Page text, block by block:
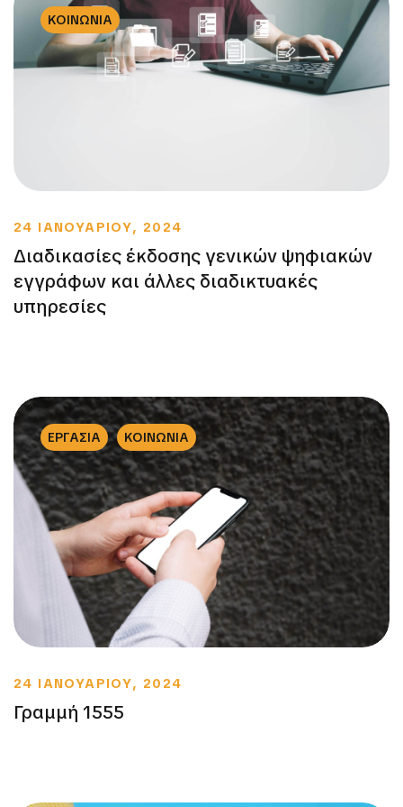
ΚΟΙΝΩΝΙΑ
24 ΙΑΝΟΥΑΡΙΟΥ, 2024
Διαδικασίες έκδοσης γενικών ψηφιακών
εγγράφων και άλλες διαδικτυακές
υπηρεσίες
ΕΡΓΑΣΙΑ ΚΟΙΝΩΝΙΑ
24 ΙΑΝΟΥΑΡΙΟΥ, 2024
Γραμμή 1555